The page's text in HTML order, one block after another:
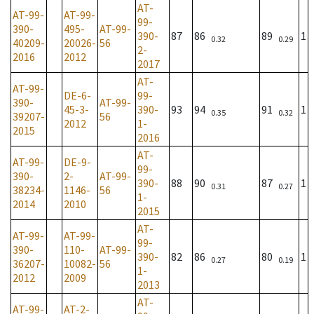
AT-99-
390-
40209-
2016
AT-99-
495-
20026-
2012
AT-99-
56
AT-
99-
390-
2-
2017
87 86 0.32 89 0.29 1
AT-99-
390-
39207-
2015
DE-6-
45-3-
2012
AT-99-
56
AT-
99-
390-
1-
2016
93 94 0.35 91 0.32 1
AT-99-
390-
38234-
2014
DE-9-
2-
1146-
2010
AT-99-
56
AT-
99-
390-
1-
2015
88 90 0.31 87 0.27 1
AT-99-
390-
36207-
2012
AT-99-
110-
10082-
2009
AT-99-
56
AT-
99-
390-
1-
2013
82 86 0.27 80 0.19 1
AT-99-
AT-2-
AT-